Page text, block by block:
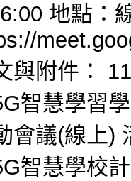
地點：
與附件：
智慧學習
會議(線上)
智慧學校